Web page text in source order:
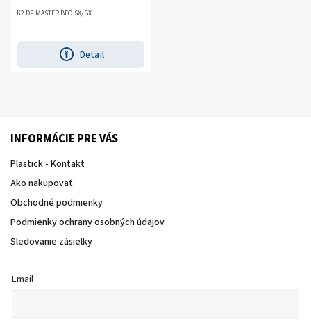
Detail
K2 DP MASTER BFO SX/BX
INFORMÁCIE PRE VÁS
Plastick - Kontakt
Ako nakupovať
Obchodné podmienky
Podmienky ochrany osobných údajov
Sledovanie zásielky
Email